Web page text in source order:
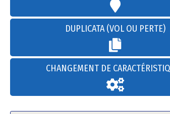
DUPLICATA (VOL OU PERTE)
CHANGEMENT DE